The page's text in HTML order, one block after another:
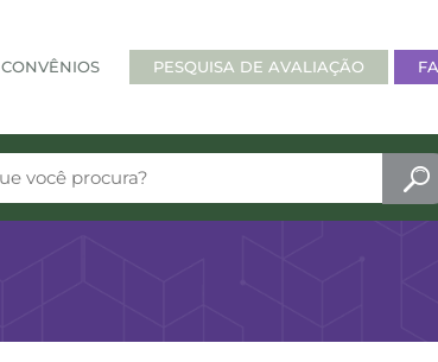
CONVÊNIOS PESQUISA DE AVALIAÇÃO